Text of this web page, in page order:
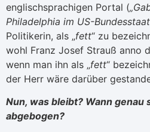
englischsprachigen Portal (
Philadelphia im US-
Politikerin, als „fett“ zu
wohl Franz Josef Strauß anno
wenn man ihn als „fett“
der Herr wäre darüber
Nun, was bleibt? Wann genau
abgebogen?